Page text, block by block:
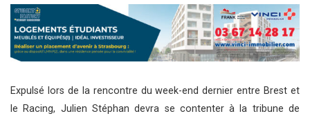
Expulsé lors de la rencontre du week-end dernier entre Brest et
le Racing, Julien Stéphan devra se contenter à la tribune de